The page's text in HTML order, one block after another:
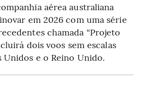
aérea australiana
em 2026 com uma série
chamada “Projeto
dois voos sem escalas
Unidos e o Reino Unido.